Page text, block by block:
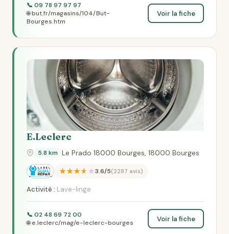
📞 09 78 97 97 97
🌐 but.fr/magasins/104/But-
Bourges.htm
Voir la fiche
E.Leclerc
5.8 km Le Prado 18000 Bourges, 18000 Bourges
★★★★★3.6/5(2287 avis)
Activité : Lave-linge
📞 02 48 69 72 00
🌐 e.leclerc/mag/e-leclerc-bourges
Voir la fiche